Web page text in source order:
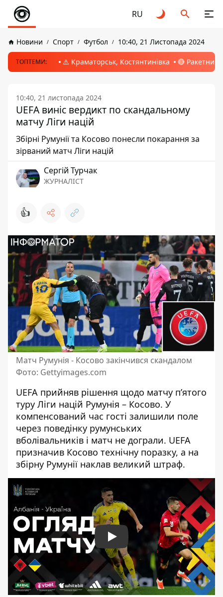
RU
Новини Спорт Футбол 10:40, 21 Листопада 2024
ТОПТЕМИ: ⚠️ Краматорськ, Костянтинівка 🔴 Ракетний
10:40, 21 листопада 2024
UEFA виніс вердикт по скандальному
матчу Ліги націй
Збірні Румунії та Косово понесли покарання за
зірваний матч Ліги націй
Сергій Турчак
ЖУРНАЛІСТ
👍
Матч Румунія - Косово закінчився скандалом
Фото: Gettyimages.com
UEFA прийняв рішення щодо матчу п’ятого
туру Ліги націй Румунія – Косово. У
компенсований час гості залишили поле
через поведінку румунських
вболівальників і матч не дограли. UEFA
призначив Косово технічну поразку, а на
збірну Румунії наклав великий штраф.
Play